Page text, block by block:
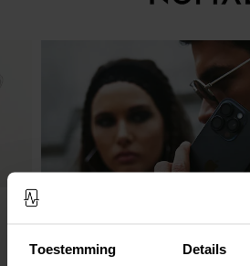
Toestemming Details